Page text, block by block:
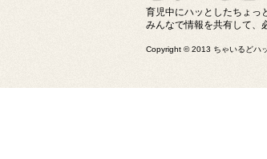
育児中にハッとしたちょっ
みんなで情報を共有して、
Copyright © 2013 ちゃいるどハ